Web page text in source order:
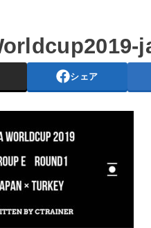
シェア